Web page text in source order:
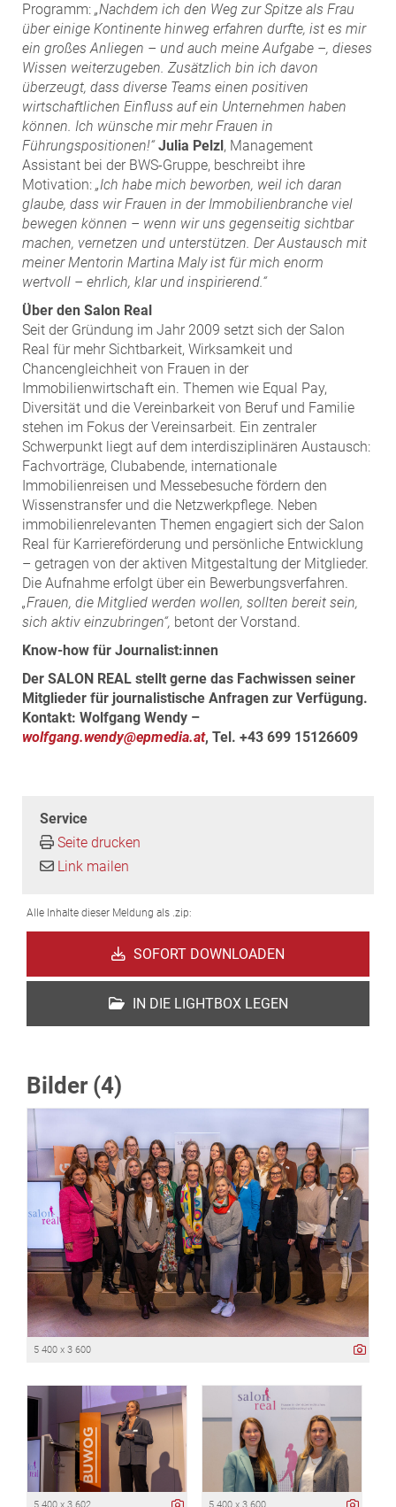
Programm: „Nachdem ich den Weg zur Spitze als Frau
über einige Kontinente hinweg erfahren durfte, ist es mir
ein großes Anliegen – und auch meine Aufgabe –, dieses
Wissen weiterzugeben. Zusätzlich bin ich davon
überzeugt, dass diverse Teams einen positiven
wirtschaftlichen Einfluss auf ein Unternehmen haben
können. Ich wünsche mir mehr Frauen in
Führungspositionen!“Julia Pelzl , Management
Assistant bei der BWS-Gruppe, beschreibt ihre
Motivation: „Ich habe mich beworben, weil ich daran
glaube, dass wir Frauen in der Immobilienbranche viel
bewegen können – wenn wir uns gegenseitig sichtbar
machen, vernetzen und unterstützen. Der Austausch mit
meiner Mentorin Martina Maly ist für mich enorm
wertvoll – ehrlich, klar und inspirierend.“
Über den Salon Real
Seit der Gründung im Jahr 2009 setzt sich der Salon
Real für mehr Sichtbarkeit, Wirksamkeit und
Chancengleichheit von Frauen in der
Immobilienwirtschaft ein. Themen wie Equal Pay,
Diversität und die Vereinbarkeit von Beruf und Familie
stehen im Fokus der Vereinsarbeit. Ein zentraler
Schwerpunkt liegt auf dem interdisziplinären Austausch:
Fachvorträge, Clubabende, internationale
Immobilienreisen und Messebesuche fördern den
Wissenstransfer und die Netzwerkpflege. Neben
immobilienrelevanten Themen engagiert sich der Salon
Real für Karriereförderung und persönliche Entwicklung
– getragen von der aktiven Mitgestaltung der Mitglieder.
Die Aufnahme erfolgt über ein Bewerbungsverfahren.
„Frauen, die Mitglied werden wollen, sollten bereit sein,
sich aktiv einzubringen“, betont der Vorstand.
Know-how für Journalist:innen
Der SALON REAL stellt gerne das Fachwissen seiner
Mitglieder für journalistische Anfragen zur Verfügung.
Kontakt: Wolfgang Wendy –
wolfgang.wendy@epmedia.at, Tel. +43 699 15126609
Service
Seite drucken
Link mailen
Alle Inhalte dieser Meldung als .zip:
SOFORT DOWNLOADEN
IN DIE LIGHTBOX LEGEN
Bilder (4)
5 400 x 3 600
5 400 x 3 602 5 400 x 3 600